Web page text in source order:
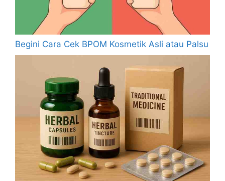
Begini Cara Cek BPOM Kosmetik Asli atau Palsu